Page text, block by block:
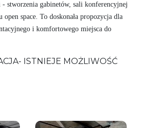
stworzenia gabinetów, sali konferencyjnej
space. To doskonała propozycja dla
i komfortowego miejsca do
ISTNIEJE MOŻLIWOŚĆ